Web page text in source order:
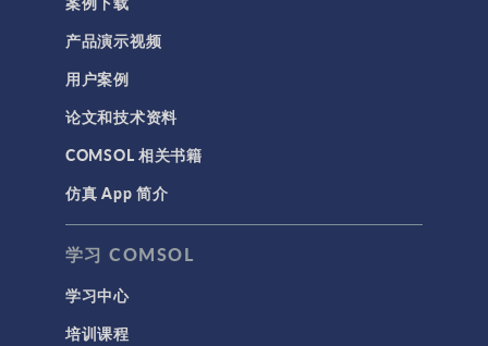
产品演示视频
用户案例
论文和技术资料
COMSOL 相关书籍
仿真 App 简介
学习 COMSOL
学习中心
培训课程